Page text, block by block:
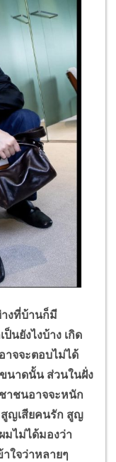
ที่บ้านก็มี
นยังไงบ้าง เกิด
าจจะตอบไม่ได้
นาดนั้น ส่วนในฝั่ง
าชนอาจจะหนัก
สูญเสียคนรัก สูญ
มไม่ได้มองว่า
าใจว่าหลายๆ